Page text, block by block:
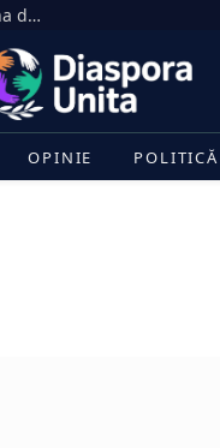
Dezastru în Gruia. CFR Cluj, umilită cu 0-5 de Tromsø într-una dintre cele mai drastice înfrângeri din istoria clubului
OPINIE POLITICĂ